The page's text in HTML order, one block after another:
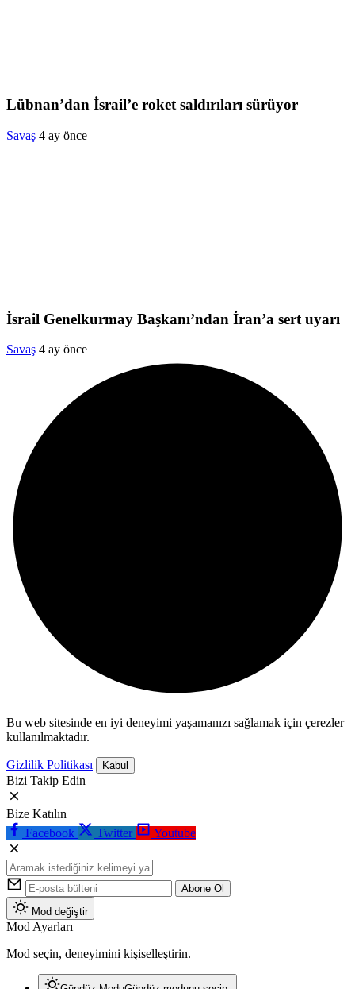
Lübnan’dan İsrail’e roket saldırıları sürüyor
Savaş 4 ay önce
İsrail Genelkurmay Başkanı’ndan İran’a sert uyarı
Savaş 4 ay önce
Bu web sitesinde en iyi deneyimi yaşamanızı sağlamak için çerezler
kullanılmaktadır.
Gizlilik Politikası Kabul
Bizi Takip Edin
Bize Katılın
Facebook
Twitter Youtube
Abone Ol
Mod değiştir
Mod Ayarları
Mod seçin, deneyimini kişiselleştirin.